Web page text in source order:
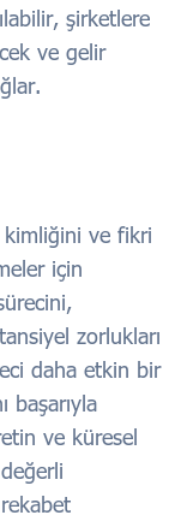
şirketlere
ve gelir
kimliğini ve fikri
için
zorlukları
daha etkin bir
başarıyla
ve küresel